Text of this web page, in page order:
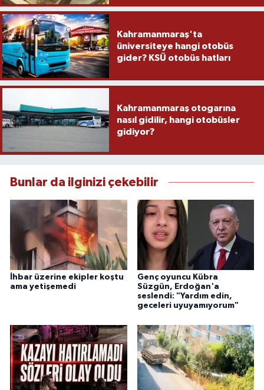
Kahramanmaraş'ta
üniversiteye hangi otobüs
gider? KSÜ otobüs hatları
Kahramanmaraş otogarına
nasıl gidilir, hangi otobüsler
gidiyor?
Bunlar da ilginizi çekebilir
İhbar üzerine ekipler koştu
ama yetişemedi
Genç oyuncu Kübra
Süzgün, Erdoğan'a
seslendi: "Yardım edin,
geceleri uyuyamıyorum"